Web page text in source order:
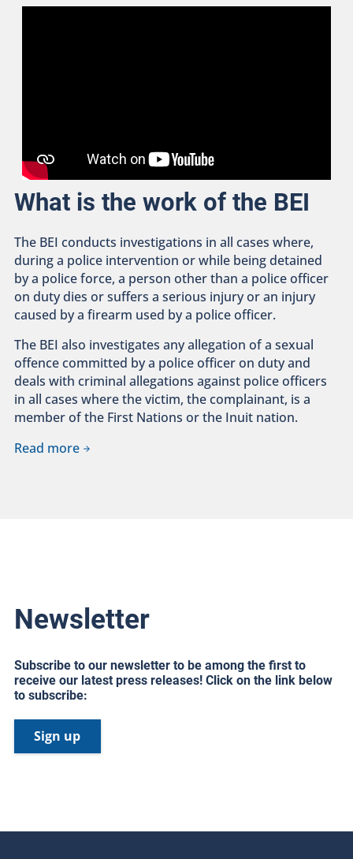
What is the work of the BEI
The BEI conducts investigations in all cases where,
during a police intervention or while being detained
by a police force, a person other than a police officer
on duty dies or suffers a serious injury or an injury
caused by a firearm used by a police officer.
The BEI also investigates any allegation of a sexual
offence committed by a police officer on duty and
deals with criminal allegations against police officers
in all cases where the victim, the complainant, is a
member of the First Nations or the Inuit nation.
Read more
Newsletter
Subscribe to our newsletter to be among the first to
receive our latest press releases! Click on the link below
to subscribe:
Sign up